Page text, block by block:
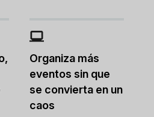
Organiza más
eventos sin que
se convierta en un
caos